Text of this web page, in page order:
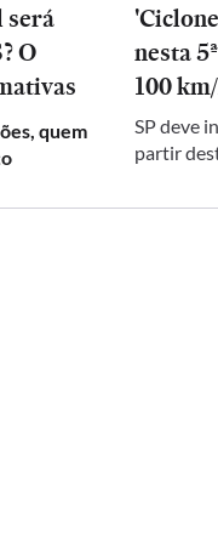
O
quem
nesta
100
SP deve
partir